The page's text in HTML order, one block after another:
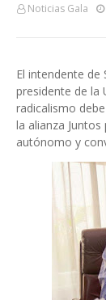
Noticias Gala
El intendente de
presidente de la
radicalismo
la alianza
autónomo y